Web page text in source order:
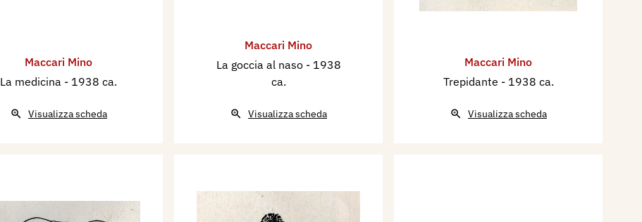
Maccari Mino
La medicina - 1938 ca.
Visualizza scheda
Maccari Mino
La goccia al naso - 1938
ca.
Visualizza scheda
Maccari Mino
Trepidante - 1938 ca.
Visualizza scheda